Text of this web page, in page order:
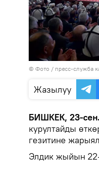
© Фото / пресс-служба
Жазылуу
БИШКЕК, 23-
курултайды
гезитине
Элдик жыйын